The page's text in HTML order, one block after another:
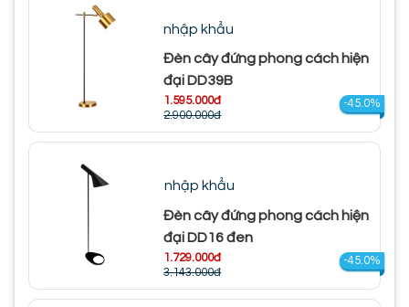
nhập khẩu
Đèn cây đứng phong cách hiện
đại DD39B
1.595.000đ
2.900.000đ
-45.0%
nhập khẩu
Đèn cây đứng phong cách hiện
đại DD16 đen
1.729.000đ
3.143.000đ
-45.0%